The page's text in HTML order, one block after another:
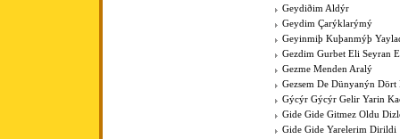
Geydiðim Aldýr
Geydim Çarýklarýmý
Geyinmiþ Kuþanmýþ
Gezdim Gurbet Eli Seyran
Gezme Menden Aralý
Gezsem De Dünyanýn Dört
Gýcýr Gýcýr Gelir Yarin
Gide Gide Gitmez Oldu
Gide Gide Yarelerim Dirildi